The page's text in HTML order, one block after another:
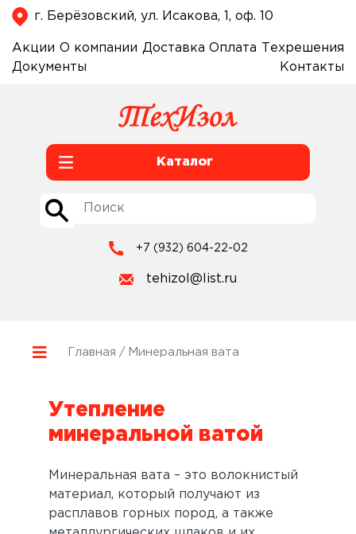
г. Берёзовский, ул. Исакова, 1, оф. 10
Акции О компании Доставка Оплата
Техрешения
Документы
Контакты
Каталог
+7 (932) 604-22-02
tehizol@list.ru
Главная / Минеральная вата
Утепление
минеральной ватой
Минеральная вата – это волокнистый
материал, который получают из
расплавов горных пород, а также